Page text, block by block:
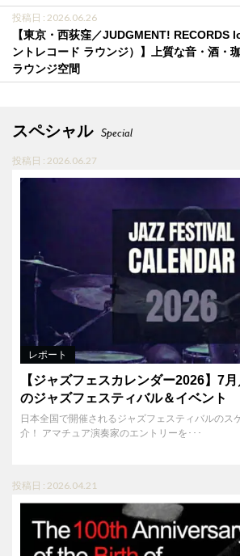
投稿日 : 2026.06.26
【東京・西荻窪／JUDGMENT! RECORDS
ントレコード ラウンジ）】上質な音・酒・
ラウンジ空間
スペシャル Special
投稿日 : 2026.06.27
レポート
【ジャズフェスカレンダー2026】7
のジャズフェスティバル＆イベント
日本全国で開催されるジャズフェスティバルのス
介！ アマチュア演奏家のエントリーを･･･
投稿日 : 2026.04.21